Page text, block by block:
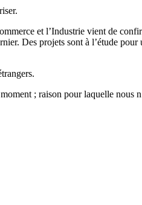
et l’Industrie vient de
Des projets sont à l’étude
; raison pour laquelle nous